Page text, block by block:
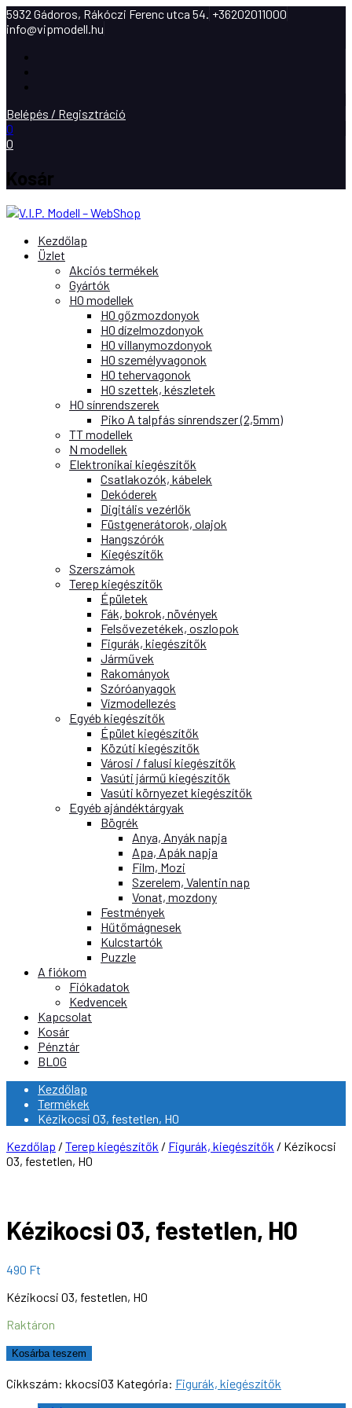
5932 Gádoros, Rákóczi Ferenc utca 54. +36202011000
info@vipmodell.hu
Belépés / Regisztráció
0
0
Kosár
Kezdőlap
Üzlet
Akciós termékek
Gyártók
H0 modellek
H0 gőzmozdonyok
H0 dízelmozdonyok
H0 villanymozdonyok
H0 személyvagonok
H0 tehervagonok
H0 szettek, készletek
H0 sínrendszerek
Piko A talpfás sínrendszer (2,5mm)
TT modellek
N modellek
Elektronikai kiegészítők
Csatlakozók, kábelek
Dekóderek
Digitális vezérlők
Füstgenerátorok, olajok
Hangszórók
Kiegészítők
Szerszámok
Terep kiegészítők
Épületek
Fák, bokrok, növények
Felsővezetékek, oszlopok
Figurák, kiegészítők
Járművek
Rakományok
Szóróanyagok
Vízmodellezés
Egyéb kiegészítők
Épület kiegészítők
Közúti kiegészítők
Városi / falusi kiegészítők
Vasúti jármű kiegészítők
Vasúti környezet kiegészítők
Egyéb ajándéktárgyak
Bögrék
Anya, Anyák napja
Apa, Apák napja
Film, Mozi
Szerelem, Valentin nap
Vonat, mozdony
Festmények
Hűtőmágnesek
Kulcstartók
Puzzle
A fiókom
Fiókadatok
Kedvencek
Kapcsolat
Kosár
Pénztár
BLOG
Kezdőlap
Termékek
Kézikocsi 03, festetlen, H0
Kezdőlap / Terep kiegészítők / Figurák, kiegészítők / Kézikocsi
03, festetlen, H0
Kézikocsi 03, festetlen, H0
490 Ft
Kézikocsi 03, festetlen, H0
Raktáron
Kézikocsi
03,
festetlen,
Kosárba teszem
Cikkszám: kkocsi03 Kategória: Figurák, kiegészítők